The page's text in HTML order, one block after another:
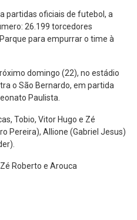
partidas oficiais de futebol, a
26.199 torcedores
para empurrar o time à
domingo (22), no estádio
o São Bernardo, em partida
Paulista.
Tobio, Vitor Hugo e Zé
Pereira), Allione (Gabriel Jesus)
Roberto e Arouca